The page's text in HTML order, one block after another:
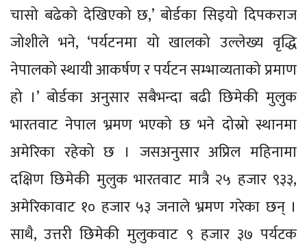
चासो बढेको देखिएको छ,’ बोर्डका सिइयो दिपकराज
जोशीले भने, ‘पर्यटनमा यो खालको उल्लेख्य वृद्धि
नेपालको स्थायी आकर्षण र पर्यटन सम्भाव्यताको प्रमाण
हो ।’ बोर्डका अनुसार सबैभन्दा बढी छिमेकी मुलुक
भारतवाट नेपाल भ्रमण भएको छ भने दोस्रो स्थानमा
अमेरिका रहेको छ । जसअनुसार अप्रिल महिनामा
दक्षिण छिमेकी मुलुक भारतवाट मात्रै २५ हजार ९३३,
अमेरिकावाट १० हजार ५३ जनाले भ्रमण गरेका छन् ।
साथै, उत्तरी छिमेकी मुलुकवाट ९ हजार ३७ पर्यटक